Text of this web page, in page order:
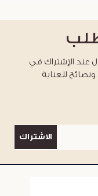
الأول عند الإشتراك في
ونصائح للعناية
الاشتراك